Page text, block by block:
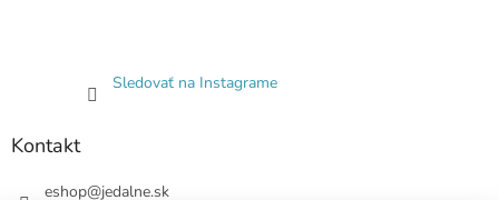
Sledovať na Instagrame
Kontakt
eshop@jedalne.sk